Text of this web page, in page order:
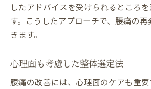
したアドバイスを受けられるところ
す。こうしたアプローチで、腰痛の
きます。
心理面も考慮した整体選定法
腰痛の改善には、心理面のケアも重